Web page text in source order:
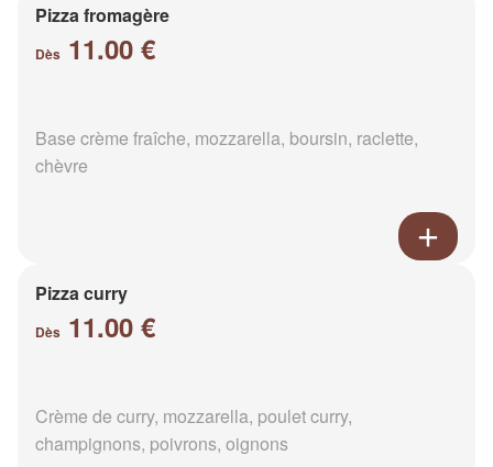
Pizza fromagère
Dès 11.00 €
Base crème fraîche, mozzarella, boursin, raclette,
chèvre
Pizza curry
Dès 11.00 €
Crème de curry, mozzarella, poulet curry,
champignons, poivrons, oignons